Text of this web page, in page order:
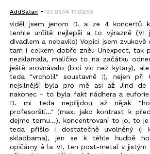
AddSatan - 27.05.14 11:02:53
viděl jsem jenom D. a ze 4 koncertů
tenhle určitě nejlepší a to výrazně (VI
divadlem a nebavilo) Vopici jsem zvukově
tam i celkem dobře zněli Unexpect, tak
nezklamala, maličko to na začátku
ještě srovnávalo (bicí víc než kytary),
teda "vrcholil" soustavně :), nejen při
nejsilnější byla pro mě asi až Jind de
nakonec - to byla fakt nádhera a
D. mi teda nepřijdou až nějak
profesorští..." (max. jako kontrast k
dejme tomu...), koncentrovaní to jo, to
teda přišlo i dostatečně uvolněný (i
skladbama), jen se k téhle hudbě
opičárny á la VI, ten post-metal v jistým